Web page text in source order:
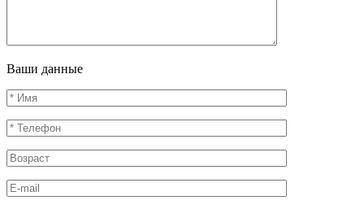
Ваши данные